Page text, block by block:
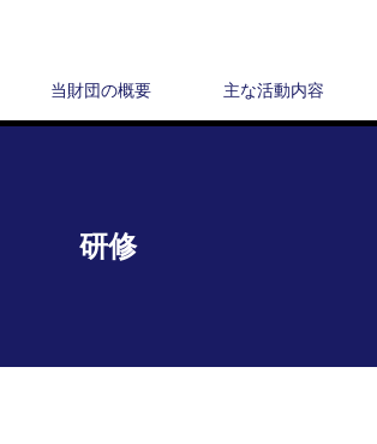
当財団の概要 主な活動内容
研修